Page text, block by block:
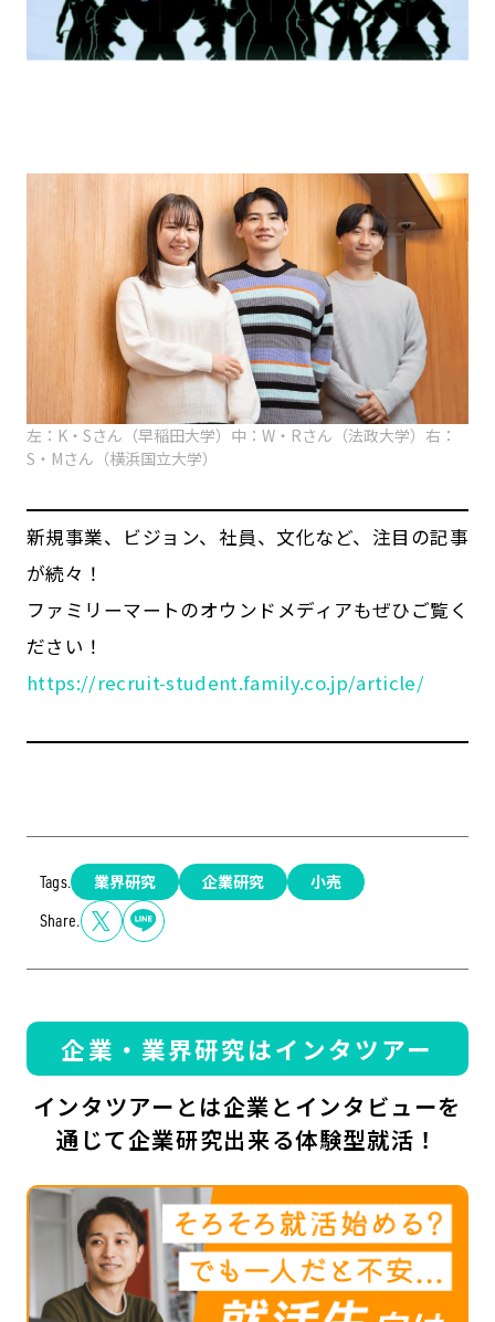
左：K・Sさん（早稲田大学）中：W・Rさん（法政大学）右：
S・Mさん（横浜国立大学）
新規事業、ビジョン、社員、文化など、注目の記事
が続々！
ファミリーマートのオウンドメディアもぜひご覧く
ださい！
https://recruit-student.family.co.jp/article/
Tags. 業界研究 企業研究 小売
Share.
企業・業界研究はインタツアー
インタツアーとは企業とインタビューを
通じて企業研究出来る体験型就活！